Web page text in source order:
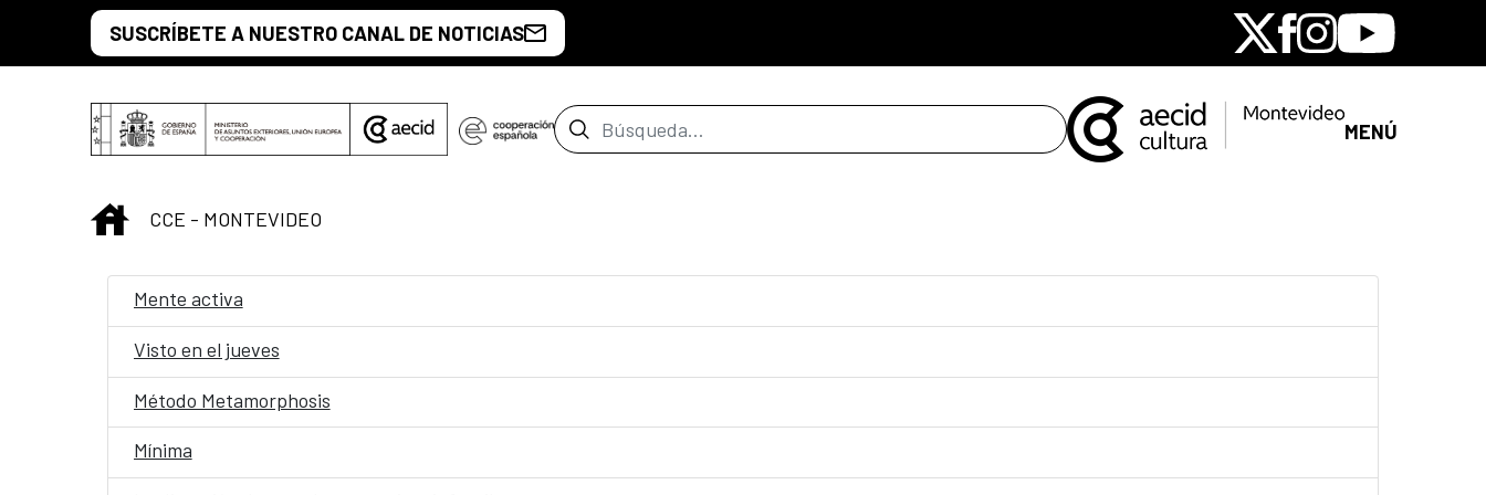
Saltar al contenido principal
SUSCRÍBETE A NUESTRO CANAL DE NOTICIAS X Facebook
Instagram
Youtube
Barra de búsqueda MENÚ
INICIO
CCE - MONTEVIDEO
Mente activa
Visto en el jueves
Método Metamorphosis
Mínima